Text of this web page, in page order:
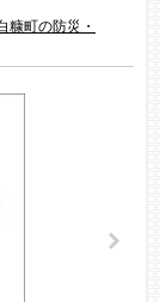
町の防災・